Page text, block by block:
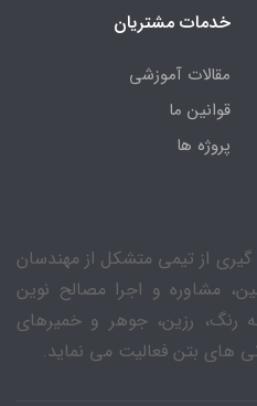
خدمات مشتریان
مقالات آموزشی
قوانین ما
پروژه ها
44 با بهره گیری از تیمی متشکل از مهندسان
مشاوره و اجرا مصالح نوین
رنگ، رزین، جوهر و خمیرهای
های بتن فعالیت می نماید.